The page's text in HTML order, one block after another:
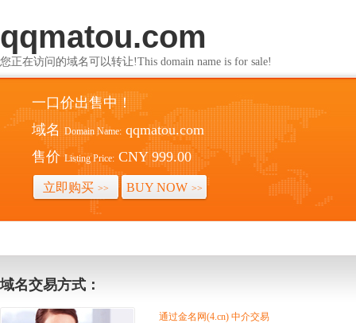
qqmatou.com
您正在访问的域名可以转让!This domain name is for sale!
一口价出售中！
域名 Domain Name: qqmatou.com
售价 Listing Price: CNY 999.00
立即购买 >> BUY NOW >>
域名交易方式：
通过金名网(4.cn) 中介交易